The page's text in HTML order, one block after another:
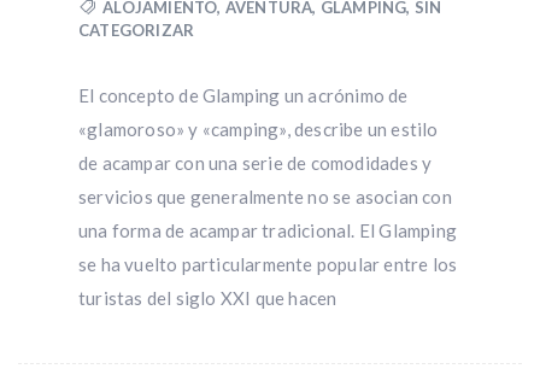
ALOJAMIENTO, AVENTURA, GLAMPING, SIN
CATEGORIZAR
El concepto de Glamping un acrónimo de
«glamoroso» y «camping», describe un estilo
de acampar con una serie de comodidades y
servicios que generalmente no se asocian con
una forma de acampar tradicional. El Glamping
se ha vuelto particularmente popular entre los
turistas del siglo XXI que hacen